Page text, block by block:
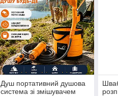
Душ портативний душова
система зі змішувачем